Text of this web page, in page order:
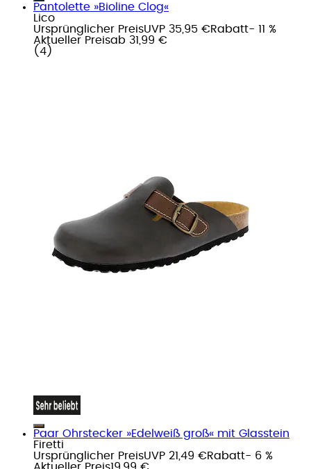
Pantolette »Bioline Clog«
Lico
Ursprünglicher PreisUVP 35,95 €Rabatt- 11 %
Aktueller Preisab 31,99 €
( 4 )
Paar Ohrstecker »Edelweiß groß« mit Glasstein
Firetti
Ursprünglicher PreisUVP 21,49 €Rabatt- 6 %